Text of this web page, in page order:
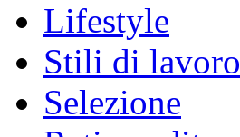
Lifestyle
Stili di lavoro
Selezione